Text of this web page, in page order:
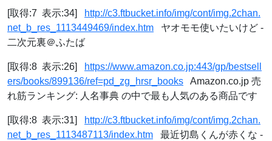
[取得:7 表示:34]
http://c3.ftbucket.info/img/cont/img.2chan.
net_b_res_1113449469/index.htm ヤオモモ使いたいけど -
二次元裏＠ふたば
[取得:8 表示:26]
https://www.amazon.co.jp:443/gp/bestsell
ers/books/899136/ref=pd_zg_hrsr_books Amazon.co.jp 売
れ筋ランキング: 人名事典 の中で最も人気のある商品です
[取得:8 表示:31]
http://c3.ftbucket.info/img/cont/img.2chan.
net_b_res_1113487113/index.htm 最近切島くんが赤くな -